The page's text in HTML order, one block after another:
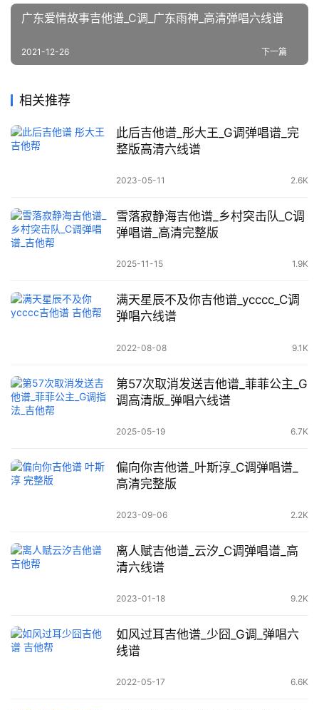
广东爱情故事吉他谱_C调_广东雨神_高清弹唱六线谱
下一篇
2021-12-26
相关推荐
此后吉他谱_彤大王_G调弹唱谱_完
整版高清六线谱
2023-05-11 2.6K
雪落寂静海吉他谱_乡村突击队_C调
弹唱谱_高清完整版
2025-11-15 1.9K
满天星辰不及你吉他谱_ycccc_C调
弹唱六线谱
2022-08-08 9.1K
第57次取消发送吉他谱_菲菲公主_G
调高清版_弹唱六线谱
2025-05-19 6.7K
偏向你吉他谱_叶斯淳_C调弹唱谱_
高清完整版
2023-09-06 2.2K
离人赋吉他谱_云汐_C调弹唱谱_高
清六线谱
2023-01-18 9.2K
如风过耳吉他谱_少囧_G调_弹唱六
线谱
2022-05-17 6.6K